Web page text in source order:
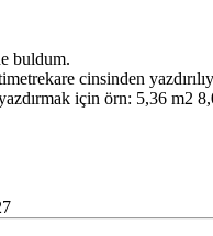
buldum.
cinsinden
için örn: 5,36 m2